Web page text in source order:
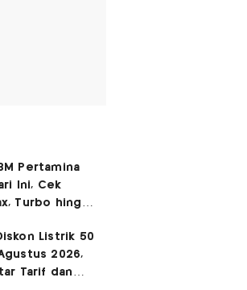
Pertamina
Ini, Cek
Turbo hingga
Listrik 50
2026,
Tarif dan